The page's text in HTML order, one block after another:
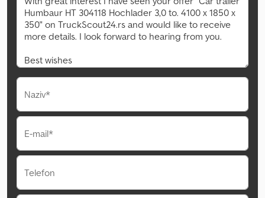
Naziv*
E-mail*
Telefon